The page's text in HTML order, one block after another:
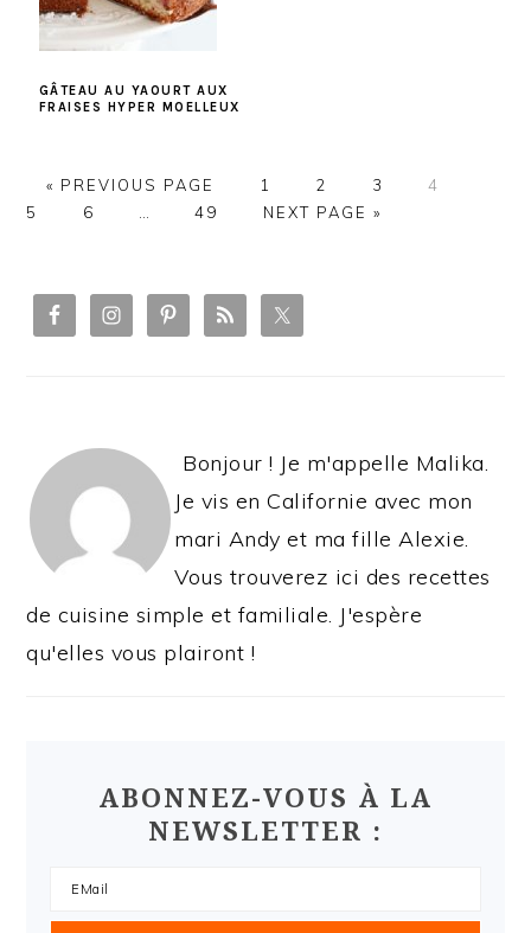
GÂTEAU AU YAOURT AUX
FRAISES HYPER MOELLEUX
« PREVIOUS PAGE PAGE
1 PAGE
2 PAGE
3 PAGE
4
5
PAGE
6 PAGE
49 NEXT PAGE »
SIDEBAR
Bonjour ! Je m'appelle Malika.
Je vis en Californie avec mon
mari Andy et ma fille Alexie.
Vous trouverez ici des recettes
de cuisine simple et familiale. J'espère
qu'elles vous plairont !
ABONNEZ-VOUS À LA
NEWSLETTER :